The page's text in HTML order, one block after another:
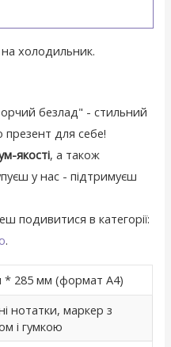
холодильник.
безлад" - стильний
для себе!
якості, а також
у нас - підтримуєш
подивитися в категорії:
.
* 285 мм (формат А4)
нотатки, маркер з
і гумкою